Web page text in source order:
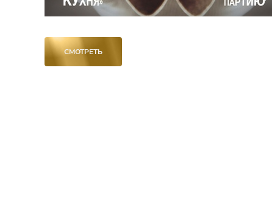
СМОТРЕТЬ